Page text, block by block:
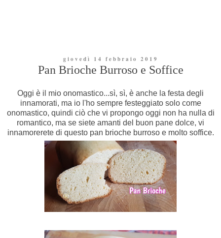
giovedì 14 febbraio 2019
Pan Brioche Burroso e Soffice
Oggi è il mio onomastico...sì, sì, è anche la festa degli
innamorati, ma io l'ho sempre festeggiato solo come
onomastico, quindi ciò che vi propongo oggi non ha nulla di
romantico, ma se siete amanti del buon pane dolce, vi
innamorerete di questo pan brioche burroso e molto soffice.